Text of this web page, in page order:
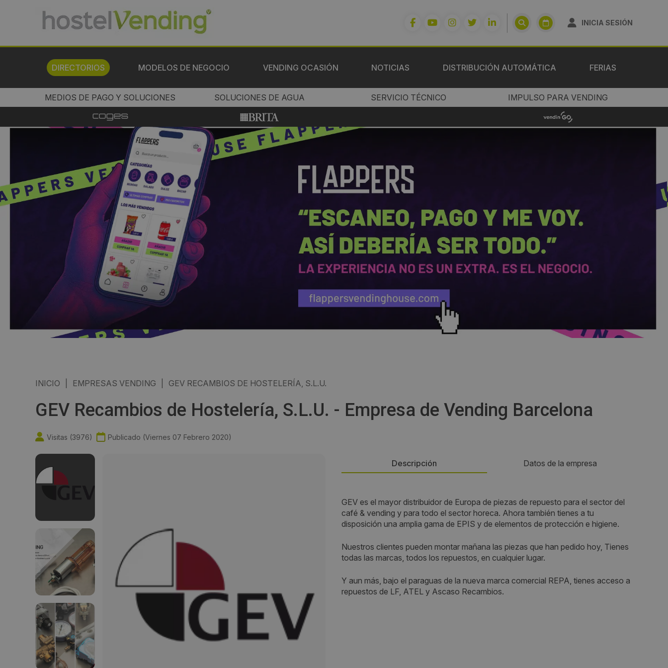
INICIA SESIÓN
DIRECTORIOS MODELOS DE NEGOCIO VENDING OCASIÓN NOTICIAS DISTRIBUCIÓN AUTOMÁTICA FERIAS
MEDIOS DE PAGO Y SOLUCIONES SOLUCIONES DE AGUA SERVICIO TÉCNICO IMPULSO PARA VENDING
INICIO EMPRESAS VENDING GEV RECAMBIOS DE HOSTELERÍA, S.L.U.
GEV Recambios de Hostelería, S.L.U. - Empresa de Vending Barcelona
Visitas (3976) Publicado (Viernes 07 Febrero 2020)
Descripción Datos de la empresa
GEV es el mayor distribuidor de Europa de piezas de repuesto para el sector del
café & vending y para todo el sector horeca. Ahora también tienes a tu
disposición una amplia gama de EPIS y de elementos de protección e higiene.
Nuestros clientes pueden montar mañana las piezas que han pedido hoy, Tienes
todas las marcas, todos los repuestos, en cualquier lugar.
Y aun más, bajo el paraguas de la nueva marca comercial REPA, tienes acceso a
repuestos de LF, ATEL y Ascaso Recambios.
Persona de contacto:
José Manuel Romero
Energía, 39-41, PI Famadas
Teléfono:
689477147
Email:
info@gev-online.es